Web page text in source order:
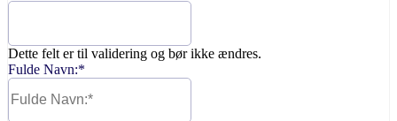
Dette felt er til validering og bør ikke ændres.
Fulde Navn:*